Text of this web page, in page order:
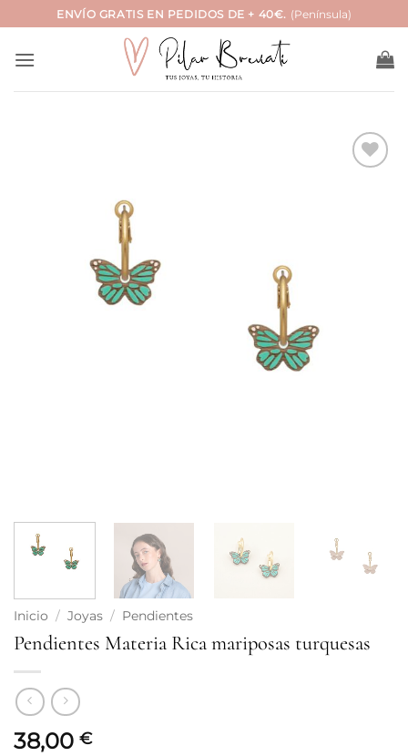
al
contenido
ENVÍO GRATIS EN PEDIDOS DE + 40€. (Península)
Inicio / Joyas / Pendientes
Pendientes Materia Rica mariposas turquesas
38,00 €